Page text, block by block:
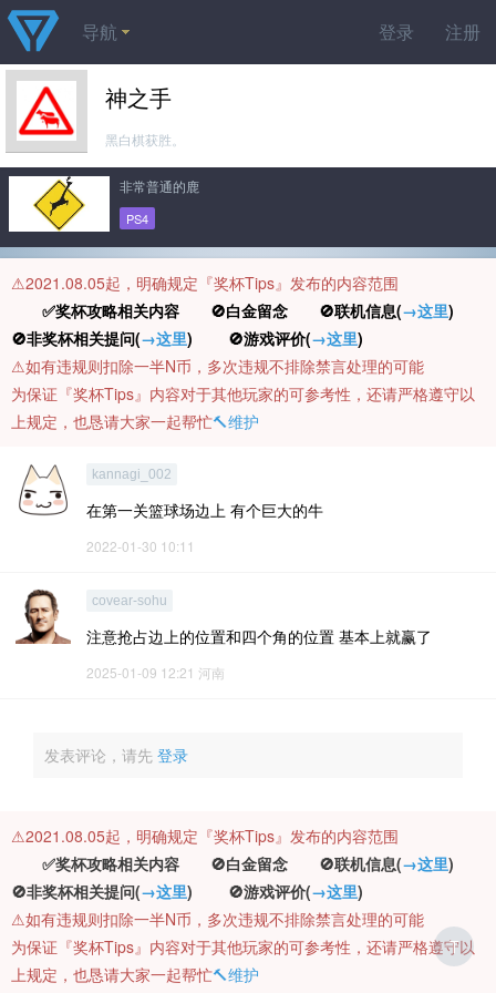
登录 注册
导航
神之手
黑白棋获胜。
非常普通的鹿
PS4
⚠️2021.08.05起，明确规定『奖杯Tips』发布的内容范围
✅奖杯攻略相关内容 🚫白金留念 🚫联机信息(→这里)
🚫非奖杯相关提问(→这里) 🚫游戏评价(→这里)
⚠️如有违规则扣除一半N币，多次违规不排除禁言处理的可能
为保证『奖杯Tips』内容对于其他玩家的可参考性，还请严格遵守以
上规定，也恳请大家一起帮忙🔨维护
kannagi_002
在第一关篮球场边上 有个巨大的牛
2022-01-30 10:11
covear-sohu
注意抢占边上的位置和四个角的位置 基本上就赢了
2025-01-09 12:21 河南
发表评论，请先 登录
⚠️2021.08.05起，明确规定『奖杯Tips』发布的内容范围
✅奖杯攻略相关内容 🚫白金留念 🚫联机信息(→这里)
🚫非奖杯相关提问(→这里) 🚫游戏评价(→这里)
⚠️如有违规则扣除一半N币，多次违规不排除禁言处理的可能
为保证『奖杯Tips』内容对于其他玩家的可参考性，还请严格遵守以
上规定，也恳请大家一起帮忙🔨维护
T